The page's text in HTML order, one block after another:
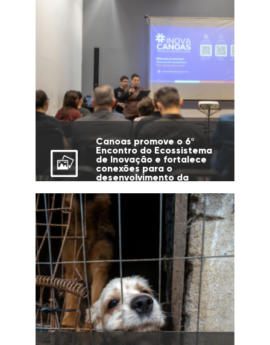
Canoas promove o 6º
Encontro do Ecossistema
de Inovação e fortalece
conexões para o
desenvolvimento da